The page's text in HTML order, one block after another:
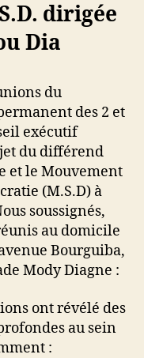
dirigée
Dia
du
des 2 et
exécutif
du différend
et le Mouvement
(M.S.D) à
soussignés,
au domicile
Bourguiba,
Mody Diagne :
ont révélé des
au sein
: